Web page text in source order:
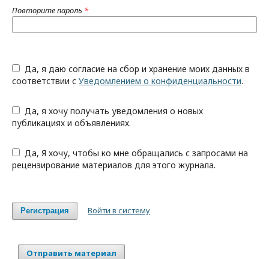
Повторите пароль *
соответствии с Уведомлением о конфиденциальности.
публикациях и объявлениях.
рецензирование материалов для этого журнала.
Регистрация Войти в систему
Отправить материал